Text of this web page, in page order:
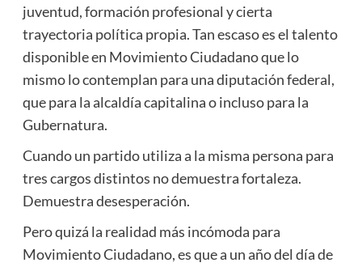
juventud, formación profesional y cierta
trayectoria política propia. Tan escaso es el talento
disponible en Movimiento Ciudadano que lo
mismo lo contemplan para una diputación federal,
que para la alcaldía capitalina o incluso para la
Gubernatura.
Cuando un partido utiliza a la misma persona para
tres cargos distintos no demuestra fortaleza.
Demuestra desesperación.
Pero quizá la realidad más incómoda para
Movimiento Ciudadano, es que a un año del día de